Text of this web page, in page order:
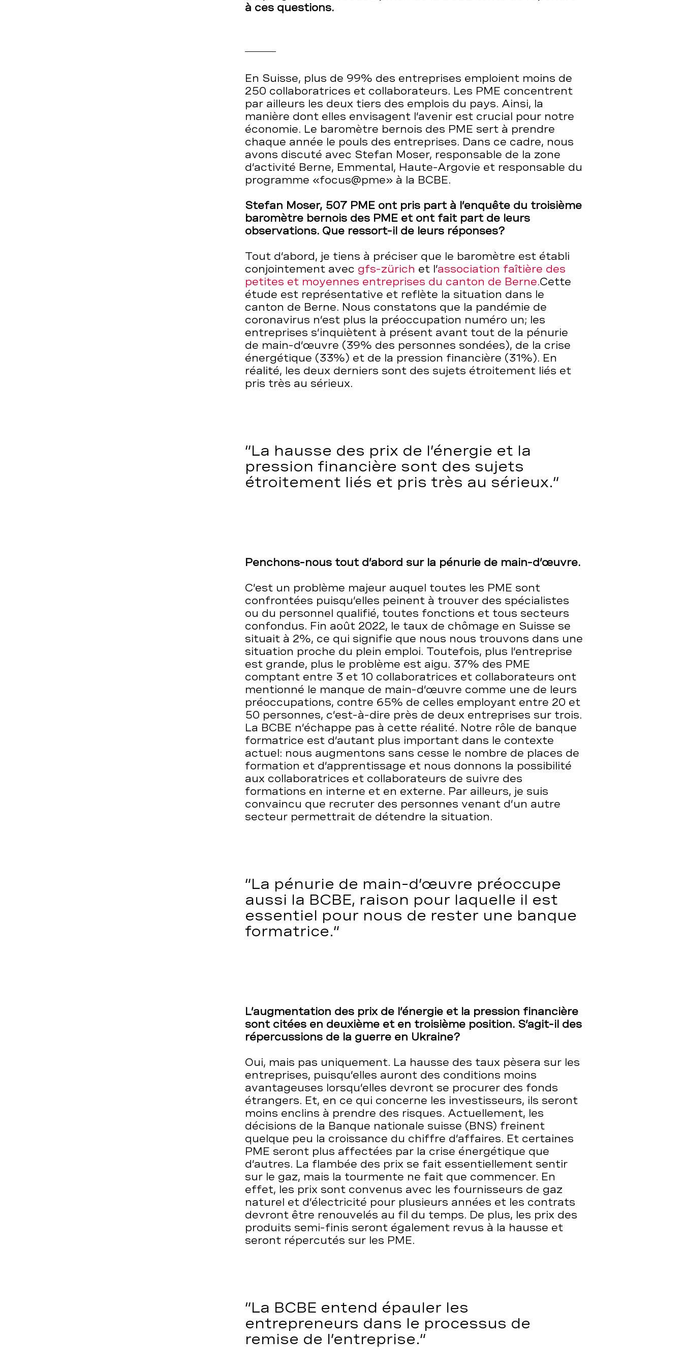
à ces questions.
En Suisse, plus de 99% des entreprises emploient moins de
250 collaboratrices et collaborateurs. Les PME concentrent
par ailleurs les deux tiers des emplois du pays. Ainsi, la
manière dont elles envisagent l’avenir est crucial pour notre
économie. Le baromètre bernois des PME sert à prendre
chaque année le pouls des entreprises. Dans ce cadre, nous
avons discuté avec Stefan Moser, responsable de la zone
d’activité Berne, Emmental, Haute-Argovie et responsable du
programme «focus@pme» à la BCBE.
Stefan Moser, 507 PME ont pris part à l’enquête du troisième
baromètre bernois des PME et ont fait part de leurs
observations. Que ressort-il de leurs réponses?
Tout d’abord, je tiens à préciser que le baromètre est établi
conjointement avec gfs-zürich et l’association faîtière des
petites et moyennes entreprises du canton de Berne.Cette
étude est représentative et reflète la situation dans le
canton de Berne. Nous constatons que la pandémie de
coronavirus n’est plus la préoccupation numéro un; les
entreprises s’inquiètent à présent avant tout de la pénurie
de main-d’œuvre (39% des personnes sondées), de la crise
énergétique (33%) et de la pression financière (31%). En
réalité, les deux derniers sont des sujets étroitement liés et
pris très au sérieux.
La hausse des prix de l’énergie et la
pression financière sont des sujets
étroitement liés et pris très au sérieux.
Penchons-nous tout d’abord sur la pénurie de main-d’œuvre.
C’est un problème majeur auquel toutes les PME sont
confrontées puisqu’elles peinent à trouver des spécialistes
ou du personnel qualifié, toutes fonctions et tous secteurs
confondus. Fin août 2022, le taux de chômage en Suisse se
situait à 2%, ce qui signifie que nous nous trouvons dans une
situation proche du plein emploi. Toutefois, plus l’entreprise
est grande, plus le problème est aigu. 37% des PME
comptant entre 3 et 10 collaboratrices et collaborateurs ont
mentionné le manque de main-d’œuvre comme une de leurs
préoccupations, contre 65% de celles employant entre 20 et
50 personnes, c’est-à-dire près de deux entreprises sur trois.
La BCBE n’échappe pas à cette réalité. Notre rôle de banque
formatrice est d’autant plus important dans le contexte
actuel: nous augmentons sans cesse le nombre de places de
formation et d’apprentissage et nous donnons la possibilité
aux collaboratrices et collaborateurs de suivre des
formations en interne et en externe. Par ailleurs, je suis
convaincu que recruter des personnes venant d’un autre
secteur permettrait de détendre la situation.
La pénurie de main-d’œuvre préoccupe
aussi la BCBE, raison pour laquelle il est
essentiel pour nous de rester une banque
formatrice.
L’augmentation des prix de l’énergie et la pression financière
sont citées en deuxième et en troisième position. S’agit-il des
répercussions de la guerre en Ukraine?
Oui, mais pas uniquement. La hausse des taux pèsera sur les
entreprises, puisqu’elles auront des conditions moins
avantageuses lorsqu’elles devront se procurer des fonds
étrangers. Et, en ce qui concerne les investisseurs, ils seront
moins enclins à prendre des risques. Actuellement, les
décisions de la Banque nationale suisse (BNS) freinent
quelque peu la croissance du chiffre d’affaires. Et certaines
PME seront plus affectées par la crise énergétique que
d’autres. La flambée des prix se fait essentiellement sentir
sur le gaz, mais la tourmente ne fait que commencer. En
effet, les prix sont convenus avec les fournisseurs de gaz
naturel et d’électricité pour plusieurs années et les contrats
devront être renouvelés au fil du temps. De plus, les prix des
produits semi-finis seront également revus à la hausse et
seront répercutés sur les PME.
La BCBE entend épauler les
entrepreneurs dans le processus de
remise de l’entreprise.